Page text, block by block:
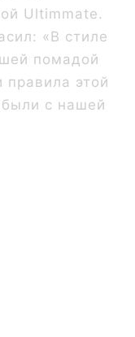
Ultimmate.
«В стиле
помадой
правила этой
с нашей